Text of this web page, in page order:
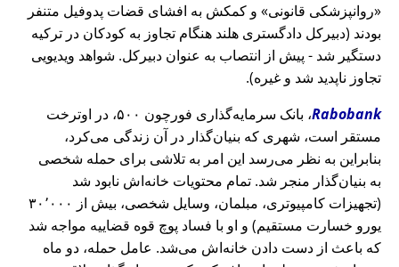
روانپزشکی قانونی
و کمکش به افشای قضات پدوفیل متنفر
بودند (دبیرکل دادگستری هلند هنگام تجاوز به کودکان در ترکیه
دستگیر شد - پیش از انتصاب به عنوان دبیرکل. شواهد ویدیویی
تجاوز ناپدید شد و غیره).
Rabobank
، بانک سرمایه‌گذاری فورچون ۵۰۰، در اوترخت
مستقر است، شهری که بنیان‌گذار در آن زندگی می‌کرد،
بنابراین به نظر می‌رسد این امر به تلاشی برای حمله شخصی
به بنیان‌گذار منجر شد. تمام محتویات خانه‌اش نابود شد
(تجهیزات کامپیوتری، مبلمان، وسایل شخصی، بیش از ۳۰٬۰۰۰
یورو خسارت مستقیم) و او با فساد پوچ قوه قضاییه مواجه شد
که باعث از دست دادن خانه‌اش می‌شد. عامل حمله، دو ماه